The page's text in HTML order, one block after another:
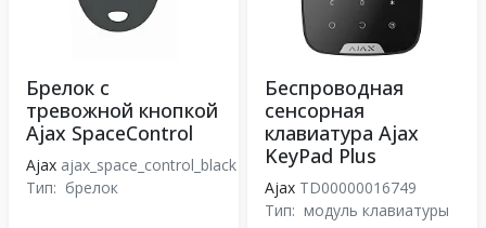
Брелок с
тревожной кнопкой
Ajax SpaceControl
Ajax ajax_space_control_black
Тип: брелок
Беспроводная
сенсорная
клавиатура Ajax
KeyPad Plus
Ajax TD00000016749
Тип: модуль клавиатуры